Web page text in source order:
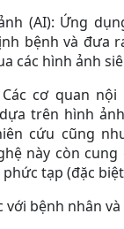
(AI): Ứng
bệnh và đưa
các hình ảnh
cơ quan
trên hình
cứu cũng
này còn
tạp (đặc
với bệnh nhân